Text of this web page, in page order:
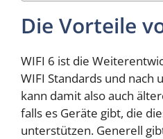
Die Vorteile
WIFI 6 ist die
WIFI Standards und nach
kann damit also auch
falls es Geräte gibt, die
unterstützen. Generell